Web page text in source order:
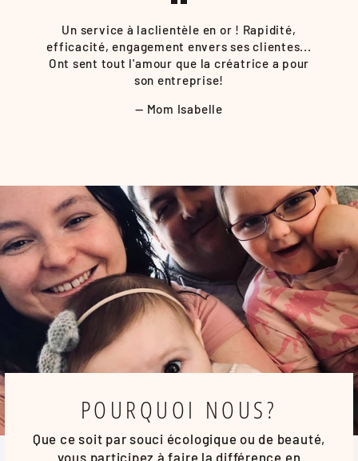
Un service à laclientèle en or ! Rapidité,
efficacité, engagement envers ses clientes...
Ont sent tout l'amour que la créatrice a pour
son entreprise!
Mom Isabelle
POURQUOI NOUS?
Que ce soit par souci écologique ou de beauté,
vous participez à faire la différence en